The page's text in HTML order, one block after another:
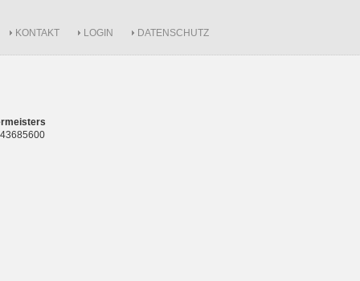
KONTAKT LOGIN DATENSCHUTZ